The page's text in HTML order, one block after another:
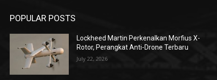
POPULAR POSTS
Lockheed Martin Perkenalkan Morfius X-
Rotor, Perangkat Anti-Drone Terbaru
July 22, 2026